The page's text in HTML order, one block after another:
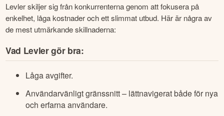
Levler skiljer sig från konkurrenterna genom att fokusera på
enkelhet, låga kostnader och ett slimmat utbud. Här är några av
de mest utmärkande skillnaderna:
Vad Levler gör bra:
Låga avgifter.
Användarvänligt gränssnitt – lättnavigerat både för nya
och erfarna användare.